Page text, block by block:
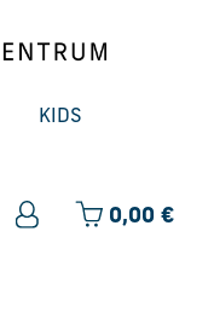
KIDS
0,00 €